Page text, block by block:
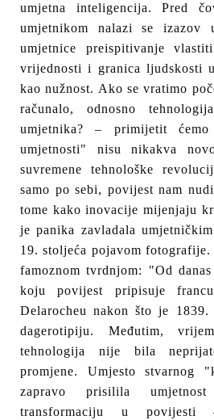
umjetna inteligencija. Pred
umjetnikom nalazi se izazov
umjetnice preispitivanje
vrijednosti i granica ljudskosti
kao nužnost. Ako se vratimo
računalo, odnosno
umjetnika? – primijetit
umjetnosti" nisu nikakva
suvremene tehnološke
samo po sebi, povijest nam
tome kako inovacije mijenjaju
je panika zavladala
19. stoljeća pojavom
famoznom tvrdnjom: "Od
koju povijest pripisuje
Delarocheu nakon što je 1839.
dagerotipiju. Međutim,
tehnologija nije bila
promjene. Umjesto stvarnog
zapravo prisilila
transformaciju u povijesti